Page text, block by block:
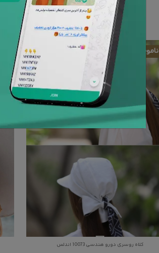
ناموجود
کلاه روسری دورو هندسی 10073 اندلس